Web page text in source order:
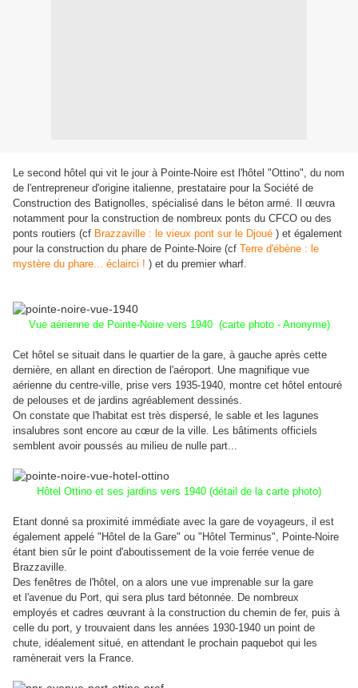
Le second hôtel qui vit le jour à Pointe-Noire est l'hôtel "Ottino", du nom
de l'entrepreneur d'origine italienne, prestataire pour la Société de
Construction des Batignolles, spécialisé dans le béton armé. Il œuvra
notamment pour la construction de nombreux ponts du CFCO ou des
ponts routiers (cf Brazzaville : le vieux pont sur le Djoué ) et également
pour la construction du phare de Pointe-Noire (cf Terre d'ébène : le
mystère du phare... éclairci ! ) et du premier wharf.
Vue aérienne de Pointe-Noire vers 1940 (carte photo - Anonyme)
Cet hôtel se situait dans le quartier de la gare, à gauche après cette
dernière, en allant en direction de l'aéroport. Une magnifique vue
aérienne du centre-ville, prise vers 1935-1940, montre cet hôtel entouré
de pelouses et de jardins agréablement dessinés.
On constate que l'habitat est très dispersé, le sable et les lagunes
insalubres sont encore au cœur de la ville. Les bâtiments officiels
semblent avoir poussés au milieu de nulle part...
Hôtel Ottino et ses jardins vers 1940 (détail de la carte photo)
Etant donné sa proximité immédiate avec la gare de voyageurs, il est
également appelé "Hôtel de la Gare" ou "Hôtel Terminus", Pointe-Noire
étant bien sûr le point d'aboutissement de la voie ferrée venue de
Brazzaville.
Des fenêtres de l'hôtel, on a alors une vue imprenable sur la gare
et l'avenue du Port, qui sera plus tard bétonnée. De nombreux
employés et cadres œuvrant à la construction du chemin de fer, puis à
celle du port, y trouvaient dans les années 1930-1940 un point de
chute, idéalement situé, en attendant le prochain paquebot qui les
ramènerait vers la France.